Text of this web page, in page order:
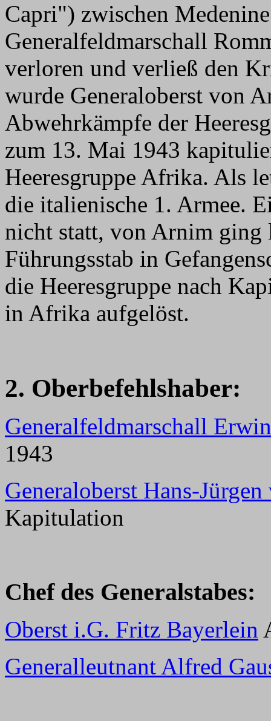
Capri") zwischen
Generalfeldmarschall
verloren und verließ den
wurde Generaloberst von
Abwehrkämpfe der
zum 13. Mai 1943
Heeresgruppe Afrika. Als
die italienische 1. Armee.
nicht statt, von Arnim
Führungsstab in
die Heeresgruppe nach
in Afrika aufgelöst.
2. Oberbefehlshaber:
Generalfeldmarschall
1943
Generaloberst Hans-
Kapitulation
Chef des Generalstabes:
Oberst i.G. Fritz Bayerlein
Generalleutnant Alfred